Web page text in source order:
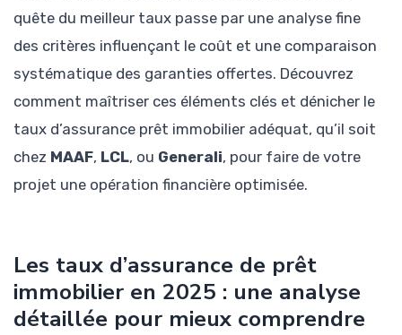
quête du meilleur taux passe par une analyse fine
des critères influençant le coût et une comparaison
systématique des garanties offertes. Découvrez
comment maîtriser ces éléments clés et dénicher le
taux d’assurance prêt immobilier adéquat, qu’il soit
chez MAAF, LCL, ou Generali, pour faire de votre
projet une opération financière optimisée.
Les taux d’assurance de prêt
immobilier en 2025 : une analyse
détaillée pour mieux comprendre